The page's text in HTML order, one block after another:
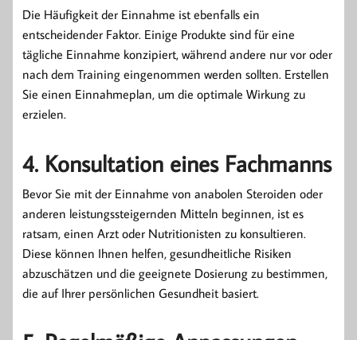
Die Häufigkeit der Einnahme ist ebenfalls ein
entscheidender Faktor. Einige Produkte sind für eine
tägliche Einnahme konzipiert, während andere nur vor oder
nach dem Training eingenommen werden sollten. Erstellen
Sie einen Einnahmeplan, um die optimale Wirkung zu
erzielen.
4. Konsultation eines Fachmanns
Bevor Sie mit der Einnahme von anabolen Steroiden oder
anderen leistungssteigernden Mitteln beginnen, ist es
ratsam, einen Arzt oder Nutritionisten zu konsultieren.
Diese können Ihnen helfen, gesundheitliche Risiken
abzuschätzen und die geeignete Dosierung zu bestimmen,
die auf Ihrer persönlichen Gesundheit basiert.